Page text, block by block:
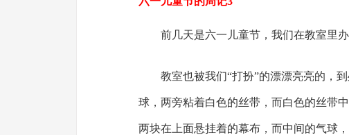
前几天是六一儿童节，我们在教室里
教室也被我们“打扮”的漂漂亮亮的，
球，两旁粘着白色的丝带，而白色的丝带
两块在上面悬挂着的幕布，而中间的气球